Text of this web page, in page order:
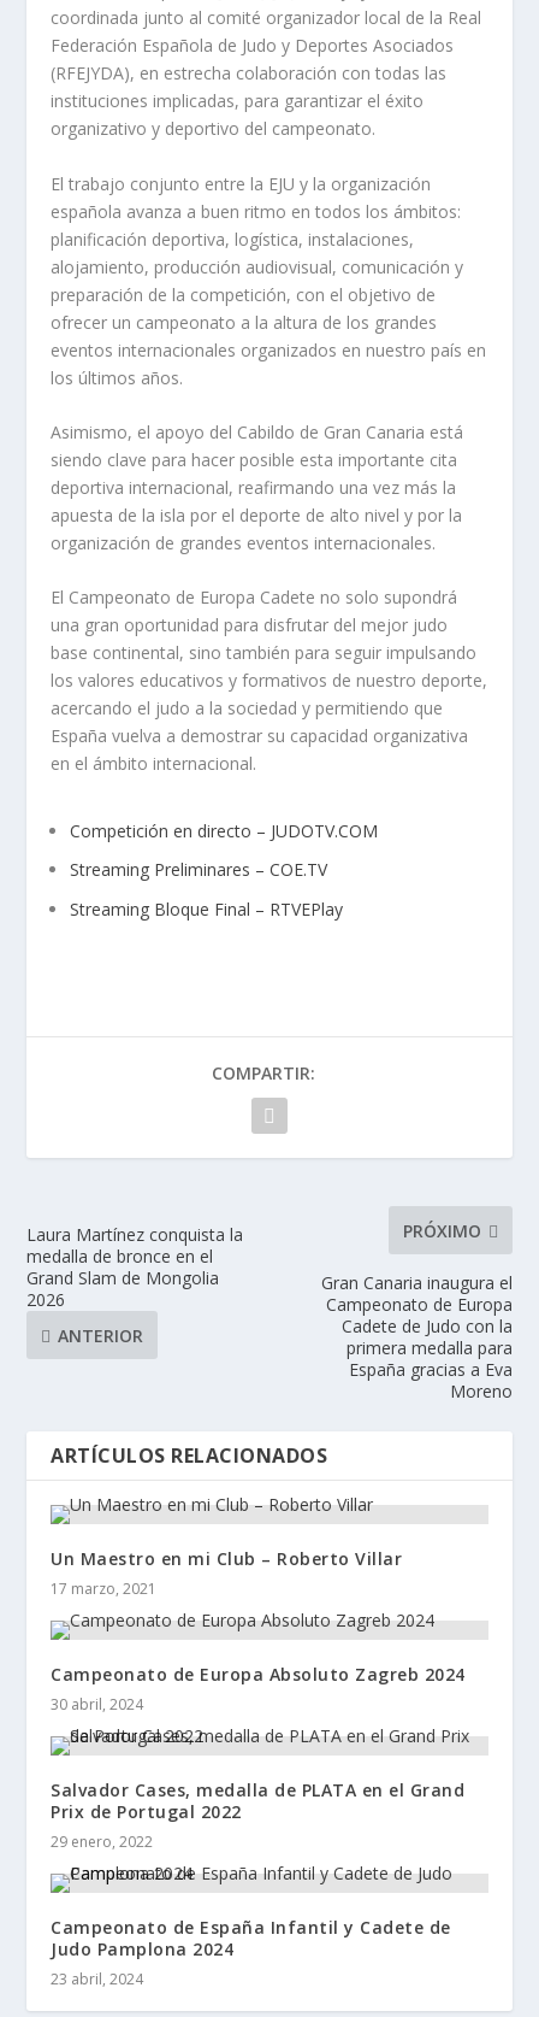
coordinada junto al comité organizador local de la Real
Federación Española de Judo y Deportes Asociados
(RFEJYDA), en estrecha colaboración con todas las
instituciones implicadas, para garantizar el éxito
organizativo y deportivo del campeonato.
El trabajo conjunto entre la EJU y la organización
española avanza a buen ritmo en todos los ámbitos:
planificación deportiva, logística, instalaciones,
alojamiento, producción audiovisual, comunicación y
preparación de la competición, con el objetivo de
ofrecer un campeonato a la altura de los grandes
eventos internacionales organizados en nuestro país en
los últimos años.
Asimismo, el apoyo del Cabildo de Gran Canaria está
siendo clave para hacer posible esta importante cita
deportiva internacional, reafirmando una vez más la
apuesta de la isla por el deporte de alto nivel y por la
organización de grandes eventos internacionales.
El Campeonato de Europa Cadete no solo supondrá
una gran oportunidad para disfrutar del mejor judo
base continental, sino también para seguir impulsando
los valores educativos y formativos de nuestro deporte,
acercando el judo a la sociedad y permitiendo que
España vuelva a demostrar su capacidad organizativa
en el ámbito internacional.
Competición en directo – JUDOTV.COM
Streaming Preliminares – COE.TV
Streaming Bloque Final – RTVEPlay
COMPARTIR:
Laura Martínez conquista la
medalla de bronce en el
Grand Slam de Mongolia
2026
ANTERIOR
PRÓXIMO
Gran Canaria inaugura el
Campeonato de Europa
Cadete de Judo con la
primera medalla para
España gracias a Eva
Moreno
ARTÍCULOS RELACIONADOS
Un Maestro en mi Club – Roberto Villar
17 marzo, 2021
Campeonato de Europa Absoluto Zagreb 2024
30 abril, 2024
Salvador Cases, medalla de PLATA en el Grand
Prix de Portugal 2022
29 enero, 2022
Campeonato de España Infantil y Cadete de
Judo Pamplona 2024
23 abril, 2024